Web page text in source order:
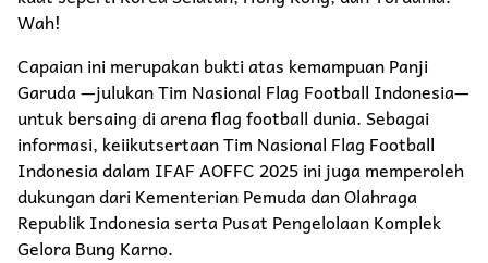
Wah!
Capaian ini merupakan bukti atas kemampuan Panji
Garuda —julukan Tim Nasional Flag Football Indonesia—
untuk bersaing di arena flag football dunia. Sebagai
informasi, keiikutsertaan Tim Nasional Flag Football
Indonesia dalam IFAF AOFFC 2025 ini juga memperoleh
dukungan dari Kementerian Pemuda dan Olahraga
Republik Indonesia serta Pusat Pengelolaan Komplek
Gelora Bung Karno.